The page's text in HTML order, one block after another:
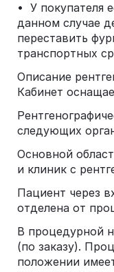
• У покупателя
данном случае
переставить
транспортных
Описание
Кабинет
следующих
Основной
и клиник с
Пациент через
отделена от
В процедурной
(по заказу).
положении